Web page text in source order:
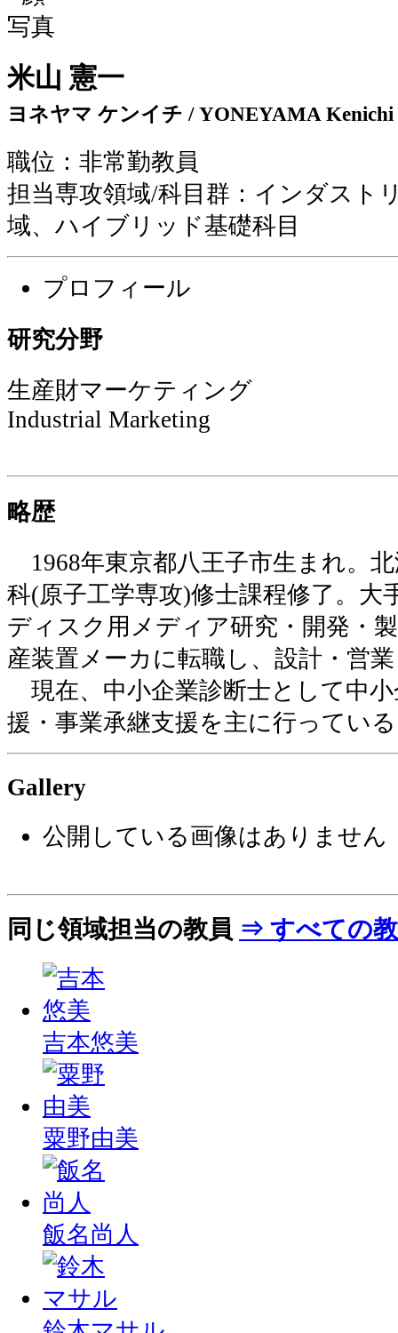
米山 憲一
ヨネヤマ ケンイチ / YONEYAMA Kenichi
職位：非常勤教員
担当専攻領域/科目群：インダスト
域、ハイブリッド基礎科目
プロフィール
研究分野
生産財マーケティング
Industrial Marketing
略歴
1968年東京都八王子市生まれ。
科(原子工学専攻)修士課程修了。大
ディスク用メディア研究・開発・
産装置メーカに転職し、設計・営
現在、中小企業診断士として中
援・事業承継支援を主に行ってい
Gallery
公開している画像はありません
同じ領域担当の教員 ⇒ すべての
吉本悠美
粟野由美
飯名尚人